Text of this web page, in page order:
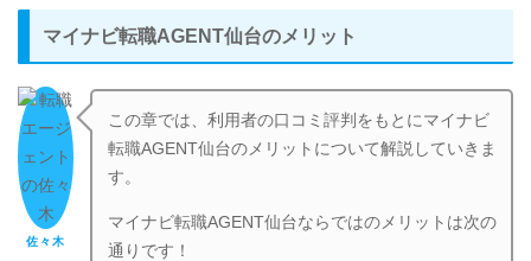
マイナビ転職AGENT仙台のメリット
佐々木
この章では、利用者の口コミ評判をもとにマイナビ
転職AGENT仙台のメリットについて解説していきま
す。
マイナビ転職AGENT仙台ならではのメリットは次の
通りです！